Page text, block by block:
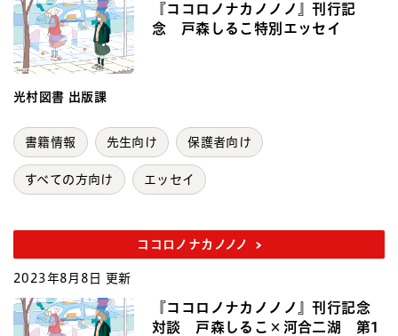
『ココロノナカノノノ』刊行記
念 戸森しるこ特別エッセイ
光村図書 出版課
書籍情報 先生向け 保護者向け
すべての方向け エッセイ
ココロノナカノノノ
2023年8月8日 更新
『ココロノナカノノノ』刊行記念
対談 戸森しるこ×河合二湖 第1